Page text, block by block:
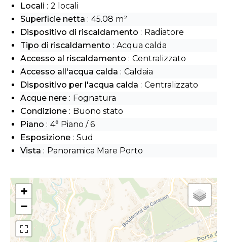
+
−
Locali
2 locali
Superficie netta
45.08 m²
Dispositivo di riscaldamento
Radiatore
Tipo di riscaldamento
Acqua calda
Accesso al riscaldamento
Centralizzato
Accesso all'acqua calda
Caldaia
Dispositivo per l'acqua calda
Centralizzato
Acque nere
Fognatura
Condizione
Buono stato
Piano
4° Piano / 6
Esposizione
Sud
Vista
Panoramica Mare Porto